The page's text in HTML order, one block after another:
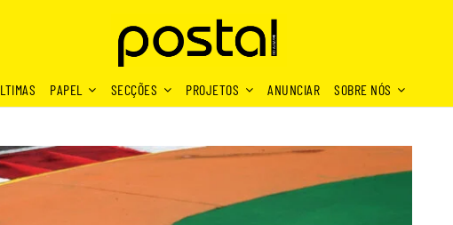
PAPEL SECÇÕES PROJETOS ANUNCIAR SOBRE NÓS